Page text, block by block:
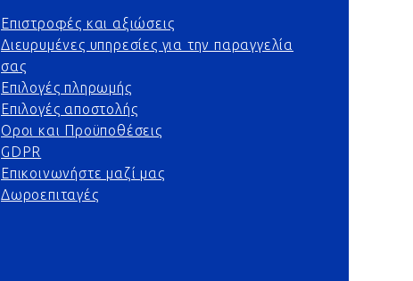
Επιστροφές και αξιώσεις
Διευρυμένες υπηρεσίες για την παραγγελία
σας
Επιλογές πληρωμής
Επιλογές αποστολής
Οροι και Προϋποθέσεις
GDPR
Επικοινωνήστε μαζί μας
Δωροεπιταγές